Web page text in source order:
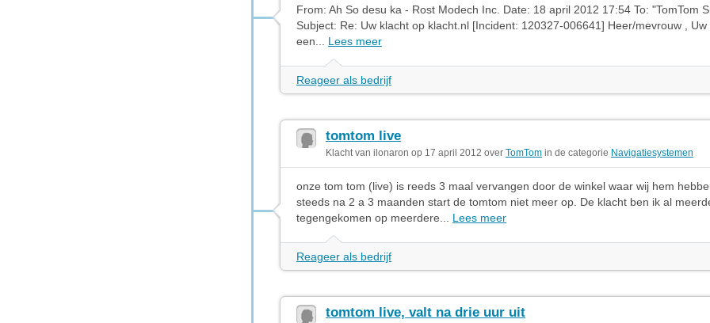
From: Ah So desu ka - Rost Modech Inc. Date: 18 april 2012 17:54 To: "TomTom
Subject: Re: Uw klacht op klacht.nl [Incident: 120327-006641] Heer/mevrouw , Uw
een... Lees meer
Reageer als bedrijf
tomtom live
Klacht van ilonaron op 17 april 2012 over TomTom in de categorie Navigatiesystemen
onze tom tom (live) is reeds 3 maal vervangen door de winkel waar wij hem
steeds na 2 a 3 maanden start de tomtom niet meer op. De klacht ben ik al
tegengekomen op meerdere... Lees meer
Reageer als bedrijf
tomtom live, valt na drie uur uit